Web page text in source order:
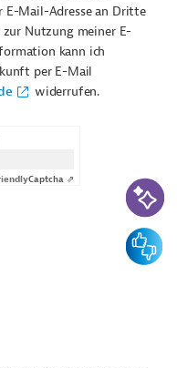
E-Mail-Adresse an Dritte
Nutzung meiner E-
kann ich
per E-Mail
widerrufen.
Captcha ⇗ KI-